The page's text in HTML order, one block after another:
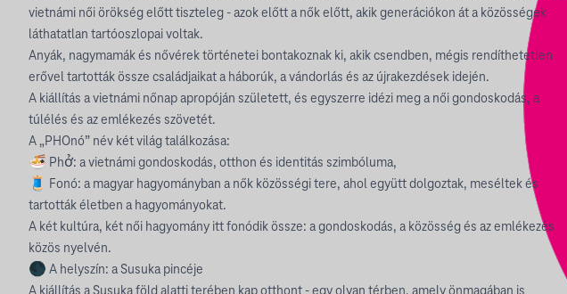
vietnámi női örökség előtt tiszteleg - azok előtt a nők előtt, akik generációkon át a közösségek
láthatatlan tartóoszlopai voltak.
Anyák, nagymamák és nővérek történetei bontakoznak ki, akik csendben, mégis rendíthetetlen
erővel tartották össze családjaikat a háborúk, a vándorlás és az újrakezdések idején.
A kiállítás a vietnámi nőnap apropóján született, és egyszerre idézi meg a női gondoskodás, a
túlélés és az emlékezés szövetét.
A „PHOnó” név két világ találkozása:
🍜 Phở: a vietnámi gondoskodás, otthon és identitás szimbóluma,
🧵 Fonó: a magyar hagyományban a nők közösségi tere, ahol együtt dolgoztak, meséltek és
tartották életben a hagyományokat.
A két kultúra, két női hagyomány itt fonódik össze: a gondoskodás, a közösség és az emlékezés
közös nyelvén.
🌑 A helyszín: a Susuka pincéje